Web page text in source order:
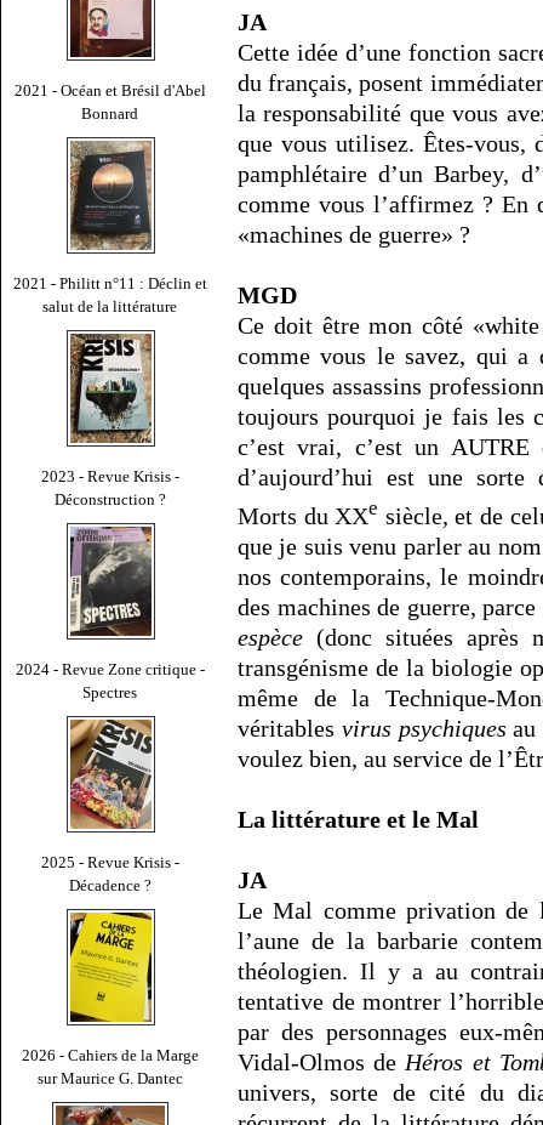
2021 - Océan et Brésil d'Abel
Bonnard
2021 - Philitt n°11 : Déclin et
salut de la littérature
2023 - Revue Krisis -
Déconstruction ?
2024 - Revue Zone critique -
Spectres
2025 - Revue Krisis -
Décadence ?
2026 - Cahiers de la Marge
sur Maurice G. Dantec
JA
Cette idée d’une fonction
du français, posent
la responsabilité que vous
que vous utilisez. Êtes-vous,
pamphlétaire d’un Barbey,
comme vous l’affirmez ? En
«machines de guerre» ?
MGD
Ce doit être mon côté
comme vous le savez, qui a
quelques assassins
toujours pourquoi je fais les
c’est vrai, c’est un
d’aujourd’hui est une
Morts du XXe siècle, et de
que je suis venu parler au
nos contemporains, le
des machines de guerre,
espèce (donc situées après
transgénisme de la biologie
même de la Technique-
véritables virus psychiques au
voulez bien, au service de
La littérature et le Mal
JA
Le Mal comme privation de
l’aune de la barbarie
théologien. Il y a au
tentative de montrer
par des personnages eux-
Vidal-Olmos de Héros et
univers, sorte de cité du